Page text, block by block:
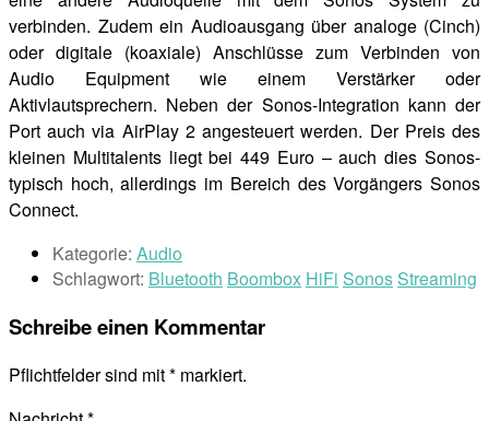
verbinden. Zudem ein Audioausgang über analoge (Cinch)
oder digitale (koaxiale) Anschlüsse zum Verbinden von
Audio Equipment wie einem Verstärker oder
Aktivlautsprechern. Neben der Sonos-Integration kann der
Port auch via AirPlay 2 angesteuert werden. Der Preis des
kleinen Multitalents liegt bei 449 Euro – auch dies Sonos-
typisch hoch, allerdings im Bereich des Vorgängers Sonos
Connect.
Kategorie: Audio
Schlagwort: Bluetooth Boombox HiFi SonosStreaming
Schreibe einen Kommentar
Pflichtfelder sind mit* markiert.